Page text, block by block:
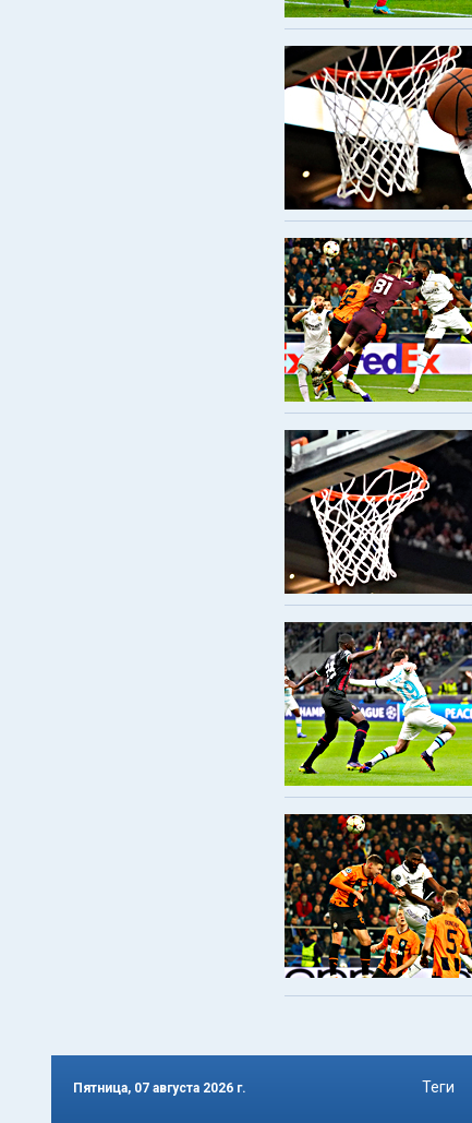
Пятница, 07 августа 2026 г. Теги